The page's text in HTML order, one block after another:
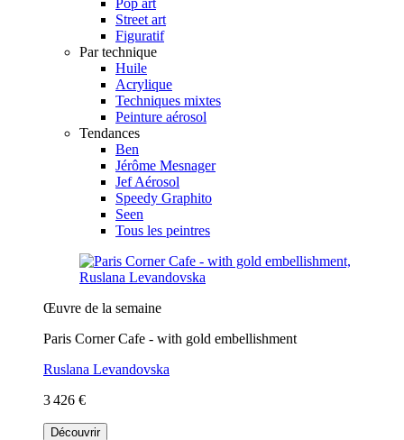
Street art
Figuratif
Par technique
Huile
Acrylique
Techniques mixtes
Peinture aérosol
Tendances
Ben
Jérôme Mesnager
Jef Aérosol
Speedy Graphito
Seen
Tous les peintres
Œuvre de la semaine
Paris Corner Cafe - with gold embellishment
Ruslana Levandovska
3 426 €
Découvrir